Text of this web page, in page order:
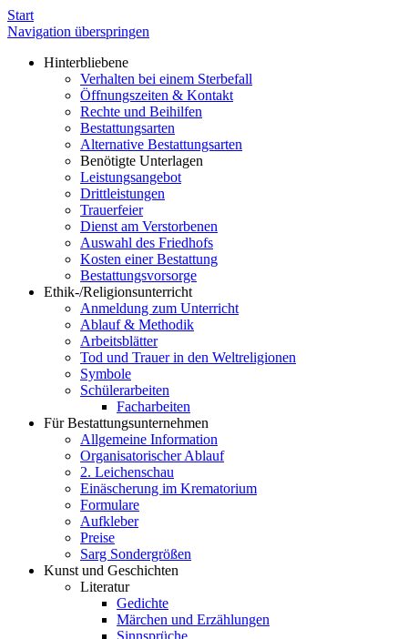
Start
Navigation überspringen
Hinterbliebene
Verhalten bei einem Sterbefall
Öffnungszeiten & Kontakt
Rechte und Beihilfen
Bestattungsarten
Alternative Bestattungsarten
Benötigte Unterlagen
Leistungsangebot
Drittleistungen
Trauerfeier
Dienst am Verstorbenen
Auswahl des Friedhofs
Kosten einer Bestattung
Bestattungsvorsorge
Ethik-/Religionsunterricht
Anmeldung zum Unterricht
Ablauf & Methodik
Arbeitsblätter
Tod und Trauer in den Weltreligionen
Symbole
Schülerarbeiten
Facharbeiten
Für Bestattungsunternehmen
Allgemeine Information
Organisatorischer Ablauf
2. Leichenschau
Einäscherung im Krematorium
Formulare
Aufkleber
Preise
Sarg Sondergrößen
Kunst und Geschichten
Literatur
Gedichte
Märchen und Erzählungen
Sinnsprüche